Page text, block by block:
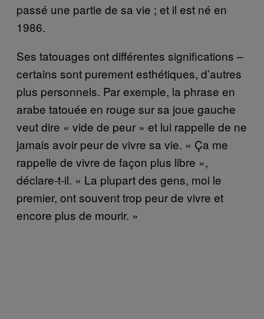
passé une partie de sa vie ; et il est né en
1986.
Ses tatouages ont différentes significations –
certains sont purement esthétiques, d’autres
plus personnels. Par exemple, la phrase en
arabe tatouée en rouge sur sa joue gauche
veut dire « vide de peur » et lui rappelle de ne
jamais avoir peur de vivre sa vie. « Ça me
rappelle de vivre de façon plus libre »,
déclare-t-il. « La plupart des gens, moi le
premier, ont souvent trop peur de vivre et
encore plus de mourir. »